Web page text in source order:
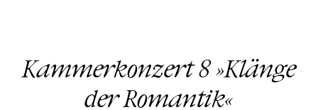
Kammerkonzert 8 »Klänge
der Romantik«